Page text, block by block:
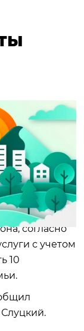
согласно
с учетом
10